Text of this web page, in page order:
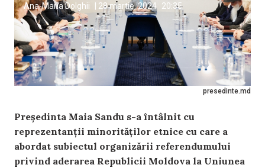
presedinte.md
Ana-Maria Dolghii 28 martie, 2024 20:35
Președinta Maia Sandu s-a întâlnit cu
reprezentanții minorităților etnice cu care a
abordat subiectul organizării referendumului
privind aderarea Republicii Moldova la Uniunea